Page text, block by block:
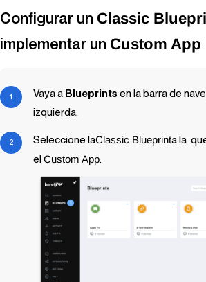
Configurar un Classic
implementar un Custom App
Vaya a Blueprints en la barra de
izquierda.
Seleccione laClassic Blueprinta la
elCustom App.